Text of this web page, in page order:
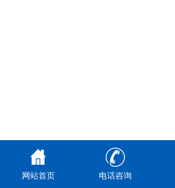
网站首页 电话咨询